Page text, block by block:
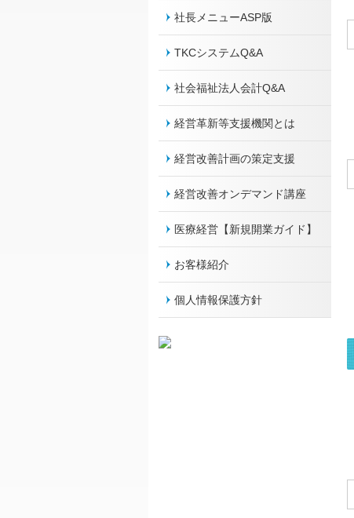
社長メニューASP版
TKCシステムQ&A
社会福祉法人会計Q&A
経営革新等支援機関とは
経営改善計画の策定支援
経営改善オンデマンド講座
医療経営【新規開業ガイド】
お客様紹介
個人情報保護方針